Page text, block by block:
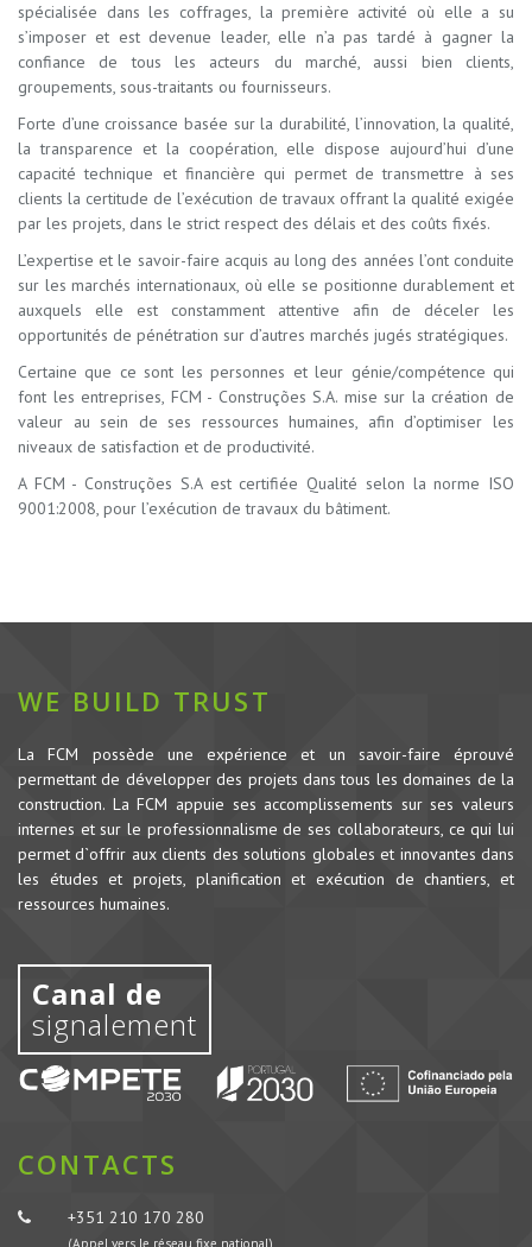
spécialisée dans les coffrages, la première activité où elle a su
s’imposer et est devenue leader, elle n’a pas tardé à gagner la
confiance de tous les acteurs du marché, aussi bien clients,
groupements, sous-traitants ou fournisseurs.
Forte d’une croissance basée sur la durabilité, l’innovation, la qualité,
la transparence et la coopération, elle dispose aujourd’hui d’une
capacité technique et financière qui permet de transmettre à ses
clients la certitude de l’exécution de travaux offrant la qualité exigée
par les projets, dans le strict respect des délais et des coûts fixés.
L’expertise et le savoir-faire acquis au long des années l’ont conduite
sur les marchés internationaux, où elle se positionne durablement et
auxquels elle est constamment attentive afin de déceler les
opportunités de pénétration sur d’autres marchés jugés stratégiques.
Certaine que ce sont les personnes et leur génie/compétence qui
font les entreprises, FCM - Construções S.A. mise sur la création de
valeur au sein de ses ressources humaines, afin d’optimiser les
niveaux de satisfaction et de productivité.
A FCM - Construções S.A est certifiée Qualité selon la norme ISO
9001:2008, pour l’exécution de travaux du bâtiment.
WE BUILD TRUST
La FCM possède une expérience et un savoir-faire éprouvé
permettant de développer des projets dans tous les domaines de la
construction. La FCM appuie ses accomplissements sur ses valeurs
internes et sur le professionnalisme de ses collaborateurs, ce qui lui
permet d`offrir aux clients des solutions globales et innovantes dans
les études et projets, planification et exécution de chantiers, et
ressources humaines.
Canal de
signalement
CONTACTS
+351 210 170 280
(Appel vers le réseau fixe national)